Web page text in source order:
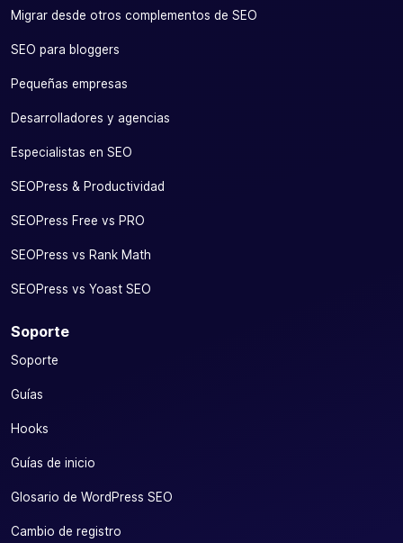
Migrar desde otros complementos de SEO
SEO para bloggers
Pequeñas empresas
Desarrolladores y agencias
Especialistas en SEO
SEOPress & Productividad
SEOPress Free vs PRO
SEOPress vs Rank Math
SEOPress vs Yoast SEO
Soporte
Soporte
Guías
Hooks
Guías de inicio
Glosario de WordPress SEO
Cambio de registro